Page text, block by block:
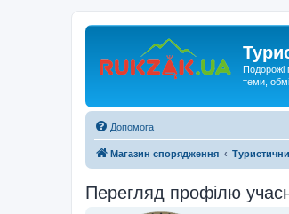
Подорожі
теми,
Допомога
Магазин спорядження
Перегляд профілю